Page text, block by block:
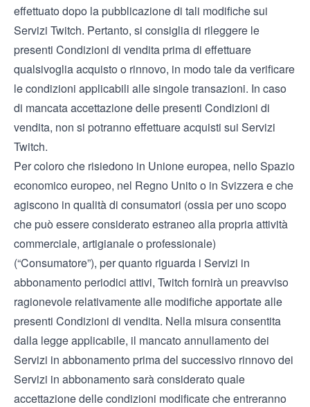
effettuato dopo la pubblicazione di tali modifiche sui
Servizi Twitch. Pertanto, si consiglia di rileggere le
presenti Condizioni di vendita prima di effettuare
qualsivoglia acquisto o rinnovo, in modo tale da verificare
le condizioni applicabili alle singole transazioni. In caso
di mancata accettazione delle presenti Condizioni di
vendita, non si potranno effettuare acquisti sui Servizi
Twitch.
Per coloro che risiedono in Unione europea, nello Spazio
economico europeo, nel Regno Unito o in Svizzera e che
agiscono in qualità di consumatori (ossia per uno scopo
che può essere considerato estraneo alla propria attività
commerciale, artigianale o professionale)
(“Consumatore”), per quanto riguarda i Servizi in
abbonamento periodici attivi, Twitch fornirà un preavviso
ragionevole relativamente alle modifiche apportate alle
presenti Condizioni di vendita. Nella misura consentita
dalla legge applicabile, il mancato annullamento dei
Servizi in abbonamento prima del successivo rinnovo dei
Servizi in abbonamento sarà considerato quale
accettazione delle condizioni modificate che entreranno